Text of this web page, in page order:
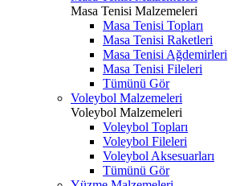
Masa Tenisi Malzemeleri
Masa Tenisi Topları
Masa Tenisi Raketleri
Masa Tenisi Ağdemirleri
Masa Tenisi Fileleri
Tümünü Gör
Voleybol Malzemeleri
Voleybol Malzemeleri
Voleybol Topları
Voleybol Fileleri
Voleybol Aksesuarları
Tümünü Gör